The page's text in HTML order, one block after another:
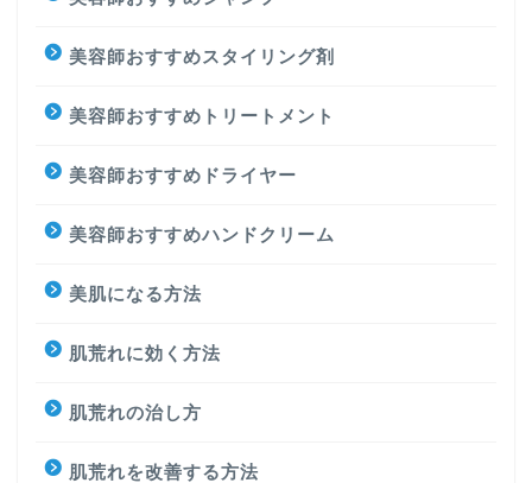
美容師おすすめスタイリング剤
美容師おすすめトリートメント
美容師おすすめドライヤー
美容師おすすめハンドクリーム
美肌になる方法
肌荒れに効く方法
肌荒れの治し方
肌荒れを改善する方法